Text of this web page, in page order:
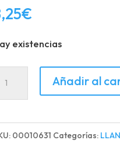
€
existencias
Añadir al
00010631 Categorías: